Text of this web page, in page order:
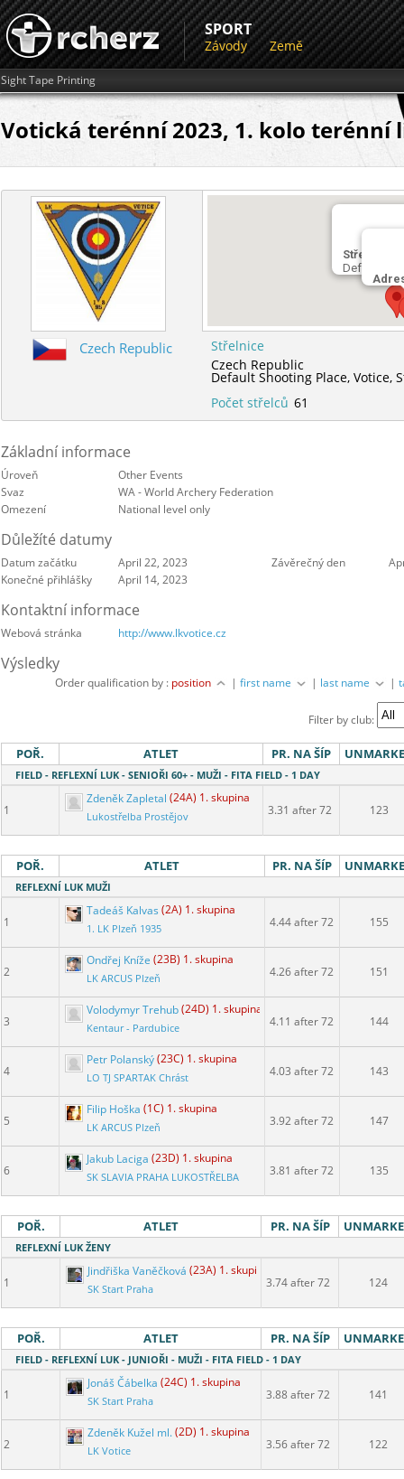
SPORT
Závody Země
Sight Tape Printing
Votická terénní 2023, 1. kolo terénní
Střelnice
Default
Czech Republic
Střelnice
Czech Republic
Default Shooting Place,Votice,
Počet střelců 61
Základní informace
Úroveň
Other Events
Svaz
WA - World Archery Federation
Omezení
National level only
Důležíté datumy
Datum začátku April 22, 2023 Závěrečný den
Konečné přihlášky
April 14, 2023
Kontaktní informace
Webová stránka http://www.lkvotice.cz
Výsledky
Order qualification by : position |first name | last name |
Filter by club:
POŘ. ATLET PR. NA ŠÍP
FIELD - REFLEXNÍ LUK - SENIOŘI 60+ - MUŽI - FITA FIELD - 1 DAY
1
Zdeněk Zapletal (24A) 1. skupina
Lukostřelba Prostějov 3.31 after 72 123
POŘ. ATLET PR. NA ŠÍP
REFLEXNÍ LUK MUŽI
1
Tadeáš Kalvas (2A) 1. skupina
1. LK Plzeň 1935 4.44 after 72 155
2
Ondřej Kníže (23B) 1. skupina
LK ARCUS Plzeň 4.26 after 72 151
3
Volodymyr Trehub(24D) 1. skupina
Kentaur - Pardubice 4.11 after 72 144
4
Petr Polanský(23C) 1. skupina
LO TJ SPARTAK Chrást 4.03 after 72 143
5
Filip Hoška (1C) 1. skupina
LK ARCUS Plzeň 3.92 after 72 147
6
Jakub Laciga (23D) 1. skupina
SK SLAVIA PRAHA LUKOSTŘELBA 3.81 after 72 135
POŘ. ATLET PR. NA ŠÍP
REFLEXNÍ LUK ŽENY
1
Jindřiška Vaněčková (23A) 1. skupina
SK Start Praha 3.74 after 72 124
POŘ. ATLET PR. NA ŠÍP
FIELD - REFLEXNÍ LUK - JUNIOŘI - MUŽI - FITA FIELD - 1 DAY
1
Jonáš Čábelka (24C) 1. skupina
SK Start Praha 3.88 after 72 141
2
Zdeněk Kužel ml.(2D) 1. skupina
LK Votice 3.56 after 72 122